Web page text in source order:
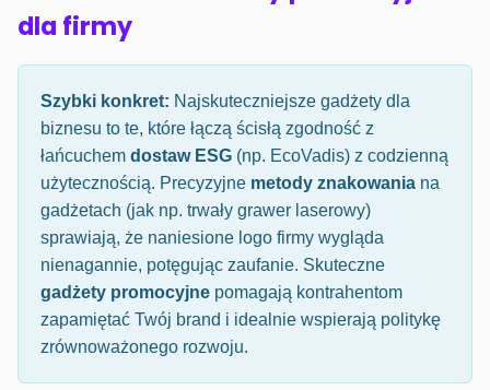
dla firmy
Szybki konkret: Najskuteczniejsze gadżety dla
biznesu to te, które łączą ścisłą zgodność z
łańcuchem dostaw ESG (np. EcoVadis) z codzienną
użytecznością. Precyzyjne metody znakowania na
gadżetach (jak np. trwały grawer laserowy)
sprawiają, że naniesione logo firmy wygląda
nienagannie, potęgując zaufanie. Skuteczne
gadżety promocyjne pomagają kontrahentom
zapamiętać Twój brand i idealnie wspierają politykę
zrównoważonego rozwoju.